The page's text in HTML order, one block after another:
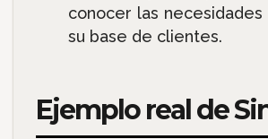
conocer las
su base de clientes.
Ejemplo real de